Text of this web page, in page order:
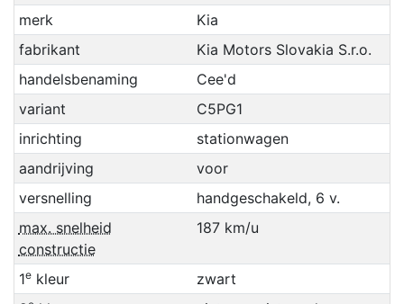
merk
Kia
fabrikant
Kia Motors Slovakia S.r.o.
handelsbenaming
Cee'd
variant
C5PG1
inrichting
stationwagen
aandrijving
voor
versnelling
handgeschakeld, 6 v.
max. snelheid
constructie
187 km/u
1ekleur
zwart